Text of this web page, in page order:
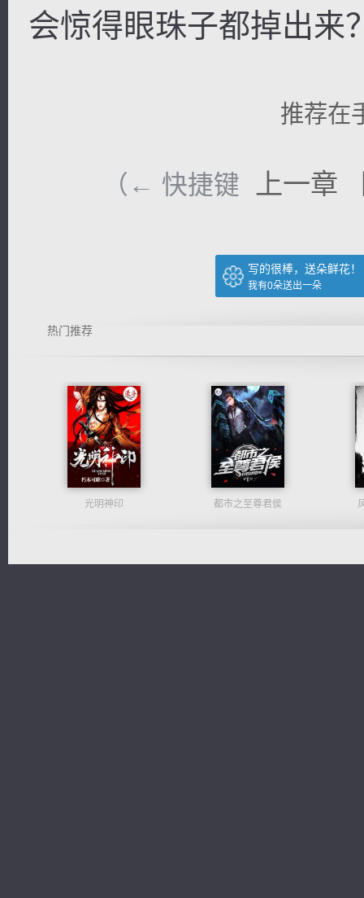
会惊得眼珠子都掉出来
推荐在
（← 快捷键 上一章
写的很棒，送朵鲜花！
我有0朵送出一朵
热门推荐
光明神印 都市之至尊君侯